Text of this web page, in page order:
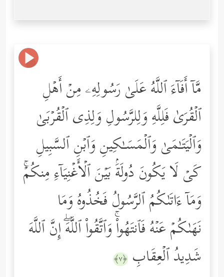
مَّاۤ أَفَاۤءَ ٱللَّهُ عَلَىٰ رَسُولِهِۦ مِنۡ أَهۡلِ
ٱلۡقُرَىٰ فَلِلَّهِ وَلِلرَّسُولِ وَلِذِی ٱلۡقُرۡبَىٰ
وَٱلۡیَتَـٰمَىٰ وَٱلۡمَسَـٰكِینِ وَٱبۡنِ ٱلسَّبِیلِ
كَیۡ لَا یَكُونَ دُولَةَۢ بَیۡنَ ٱلۡأَغۡنِیَاۤءِ مِنكُمۡۚ
وَمَاۤ ءَاتَىٰكُمُ ٱلرَّسُولُ فَخُذُوهُ وَمَا
نَهَىٰكُمۡ عَنۡهُ فَٱنتَهُواْۚ وَٱتَّقُواْ ٱللَّهَۖ إِنَّ ٱللَّهَ
شَدِیدُ ٱلۡعِقَابِ ﴿٧﴾